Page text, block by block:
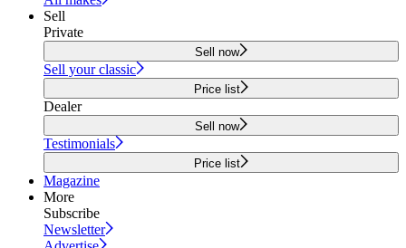
Sell
Private
Sell now
Sell your classic
Price list
Dealer
Sell now
Testimonials
Price list
Magazine
More
Subscribe
Newsletter